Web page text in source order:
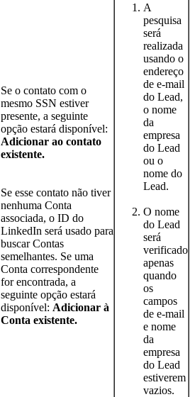
Se o contato com o
mesmo SSN estiver
presente, a seguinte
opção estará disponível:
Adicionar ao contato
existente.
Se esse contato não tiver
nenhuma Conta
associada, o ID do
LinkedIn será usado para
buscar Contas
semelhantes. Se uma
Conta correspondente
for encontrada, a
seguinte opção estará
disponível: Adicionar à
Conta existente.
A
pesquisa
será
realizada
usando o
endereço
de e-mail
do Lead,
o nome
da
empresa
do Lead
ou o
nome do
Lead.
O nome
do Lead
será
verificado
apenas
quando
os
campos
de e-mail
e nome
da
empresa
do Lead
estiverem
vazios.